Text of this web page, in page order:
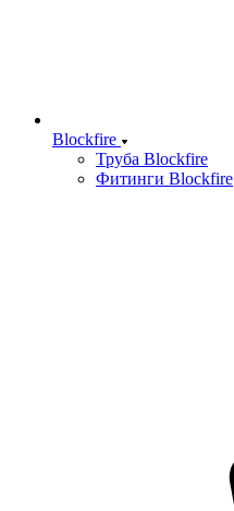
Blockfire
Труба Blockfire
Фитинги Blockfire